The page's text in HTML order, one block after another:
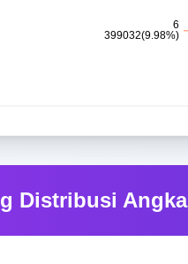
Distribusi Angka